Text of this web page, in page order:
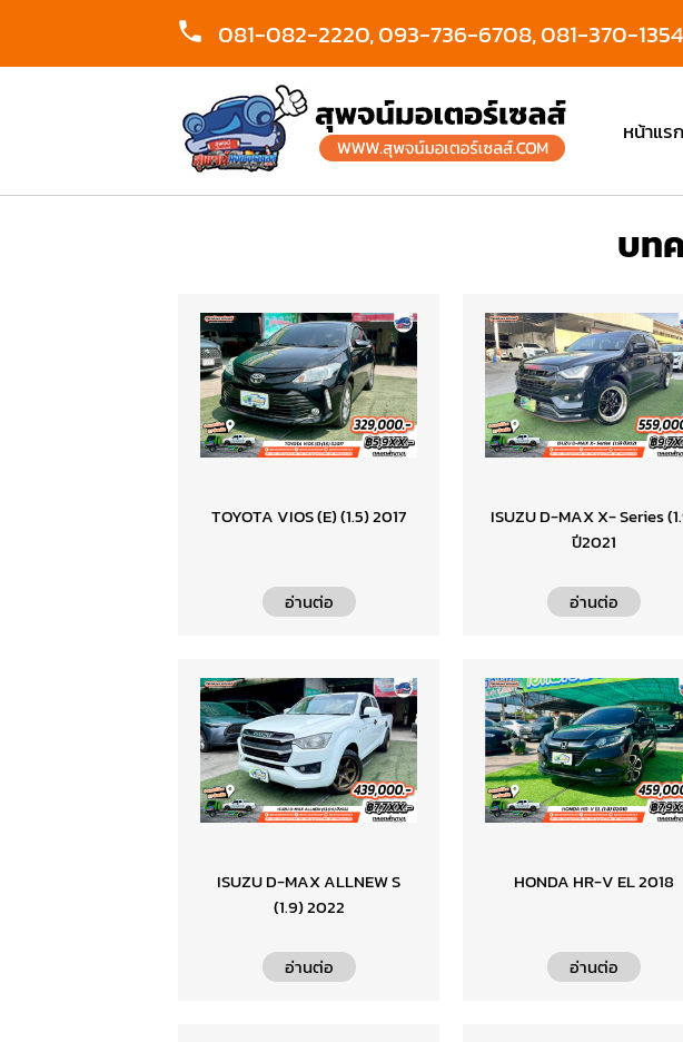
081-082-2220,093-736-6708,081-370-
หน้าแรก
บท
TOYOTA VIOS (E) (1.5) 2017
อ่านต่อ
ISUZU D-MAX X- Series
ปี2021
อ่านต่อ
ISUZU D-MAX ALLNEW S
(1.9) 2022
อ่านต่อ
HONDA HR-V EL 2018
อ่านต่อ